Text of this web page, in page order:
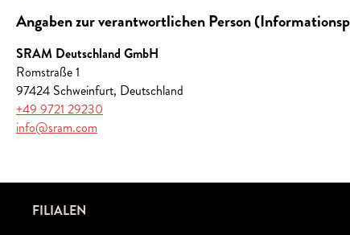
Angaben zur verantwortlichen Person
SRAM Deutschland GmbH
Romstraße 1
97424 Schweinfurt, Deutschland
+49 9721 29230
info@sram.com
FILIALEN